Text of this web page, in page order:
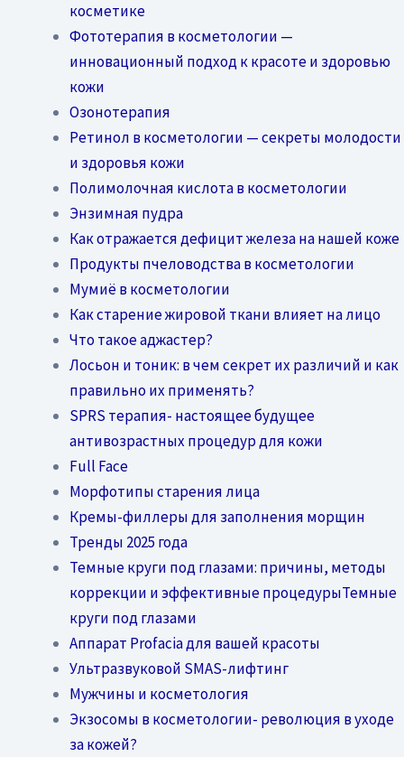
косметике
Фототерапия в косметологии —
инновационный подход к красоте и здоровью
кожи
Озонотерапия
Ретинол в косметологии — секреты молодости
и здоровья кожи
Полимолочная кислота в косметологии
Энзимная пудра
Как отражается дефицит железа на нашей коже
Продукты пчеловодства в косметологии
Мумиё в косметологии
Как старение жировой ткани влияет на лицо
Что такое аджастер?
Лосьон и тоник: в чем секрет их различий и как
правильно их применять?
SPRS терапия- настоящее будущее
антивозрастных процедур для кожи
Full Face
Морфотипы старения лица
Кремы-филлеры для заполнения морщин
Тренды 2025 года
Темные круги под глазами: причины, методы
коррекции и эффективные процедурыТемные
круги под глазами
Аппарат Profacia для вашей красоты
Ультразвуковой SMAS-лифтинг
Мужчины и косметология
Экзосомы в косметологии- революция в уходе
за кожей?